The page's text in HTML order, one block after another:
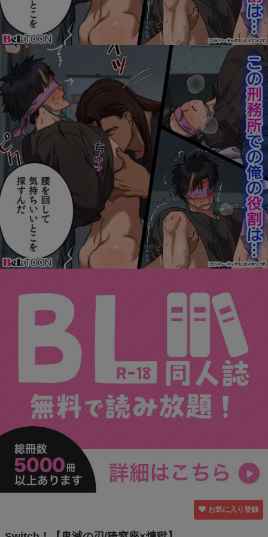
お気に入り登録